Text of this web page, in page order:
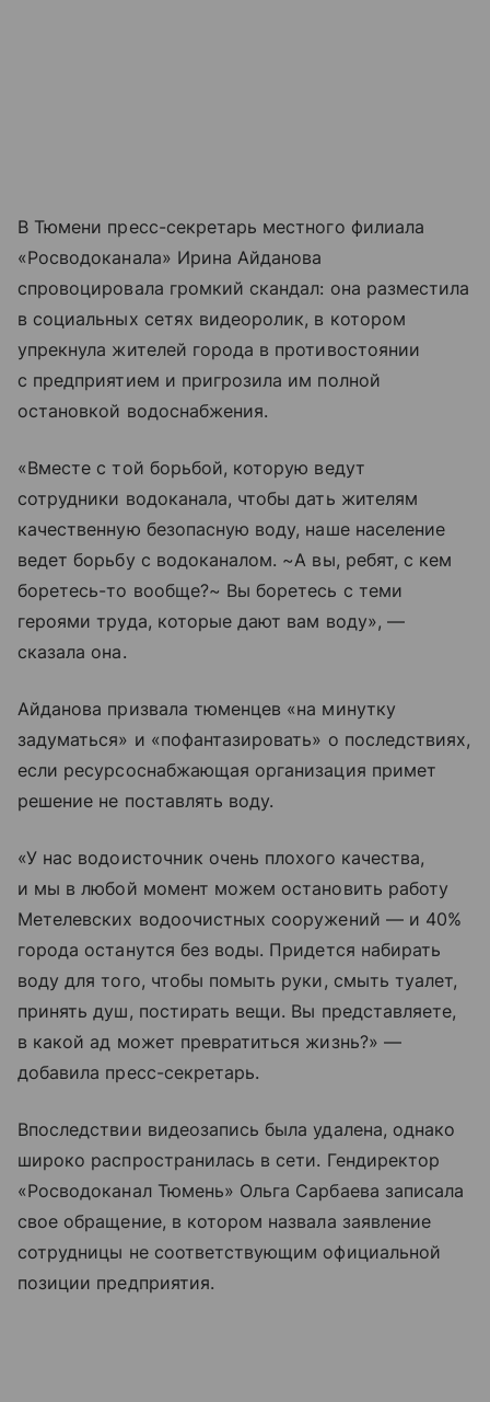
В Тюмени пресс-секретарь местного филиала
«Росводоканала» Ирина Айданова
спровоцировала громкий скандал: она разместила
в социальных сетях видеоролик, в котором
упрекнула жителей города в противостоянии
с предприятием и пригрозила им полной
остановкой водоснабжения.
«Вместе с той борьбой, которую ведут
сотрудники водоканала, чтобы дать жителям
качественную безопасную воду, наше население
ведет борьбу с водоканалом. ~А вы, ребят, с кем
боретесь-то вообще?~ Вы боретесь с теми
героями труда, которые дают вам воду», —
сказала она.
Айданова призвала тюменцев «на минутку
задуматься» и «пофантазировать» о последствиях,
если ресурсоснабжающая организация примет
решение не поставлять воду.
«У нас водоисточник очень плохого качества,
и мы в любой момент можем остановить работу
Метелевских водоочистных сооружений — и 40%
города останутся без воды. Придется набирать
воду для того, чтобы помыть руки, смыть туалет,
принять душ, постирать вещи. Вы представляете,
в какой ад может превратиться жизнь?» —
добавила пресс-секретарь.
Впоследствии видеозапись была удалена, однако
широко распространилась в сети. Гендиректор
«Росводоканал Тюмень» Ольга Сарбаева записала
свое обращение, в котором назвала заявление
сотрудницы не соответствующим официальной
позиции предприятия.